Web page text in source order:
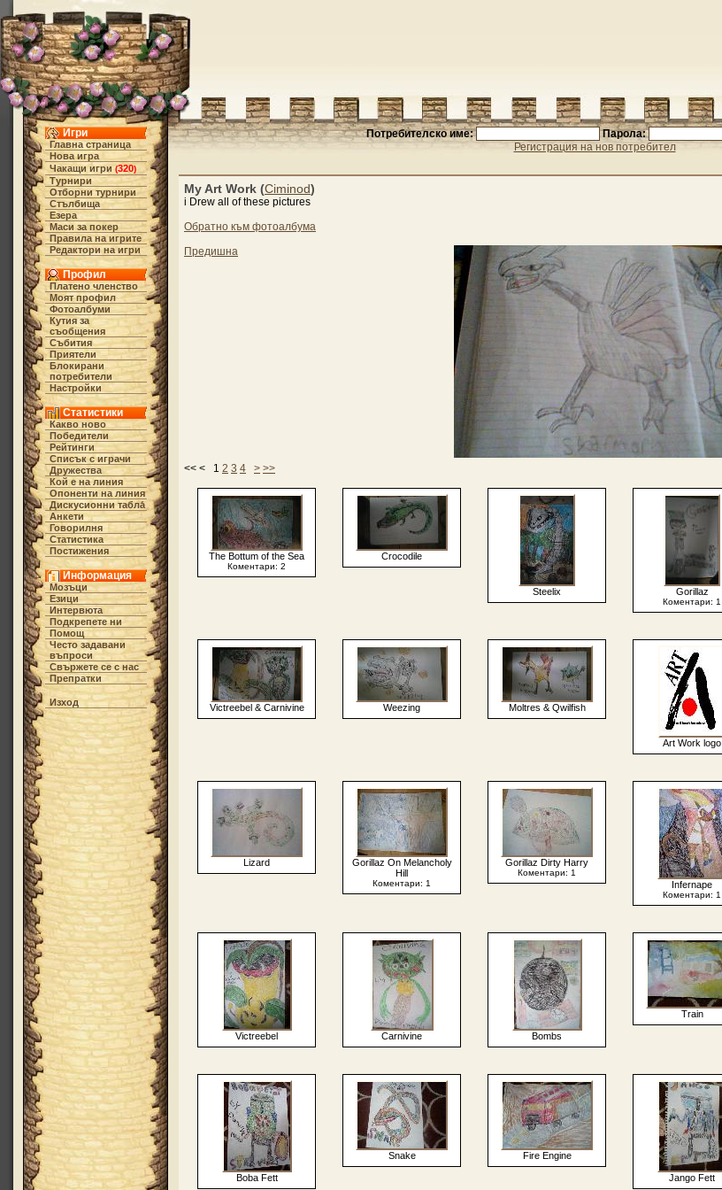
Игри
Главна страница
Нова игра
Чакащи игри (320)
Турнири
Отборни турнири
Стълбища
Езера
Маси за покер
Правила на игрите
Редактори на игри
Профил
Платено членство
Моят профил
Фотоалбуми
Кутия за
съобщения
Събития
Приятели
Блокирани
потребители
Настройки
Статистики
Какво ново
Победители
Рейтинги
Списък с играчи
Дружества
Кой е на линия
Опоненти на линия
Дискусионни табла́
Анкети
Говорилня
Статистика
Постижения
Информация
Мозъци
Езици
Интервюта
Подкрепете ни
Помощ
Често задавани
въпроси
Свържете се с нас
Препратки
Изход
Потребителско име:
Парола:
Регистрация на нов потребител
My Art Work (Ciminod)
i Drew all of these pictures
Обратно към фотоалбума
Предишна
<< < 1 2 3 4 > >>
The Bottum of the Sea
Коментари: 2
Crocodile
Steelix Gorillaz
Коментари: 1
Victreebel & Carnivine Weezing Moltres & Qwilfish
Art Work logo
Lizard
Gorillaz On Melancholy
Hill
Коментари: 1
Gorillaz Dirty Harry
Коментари: 1
Infernape
Коментари: 1
Victreebel Carnivine Bombs
Train
Boba Fett
Snake Fire Engine
Jango Fett